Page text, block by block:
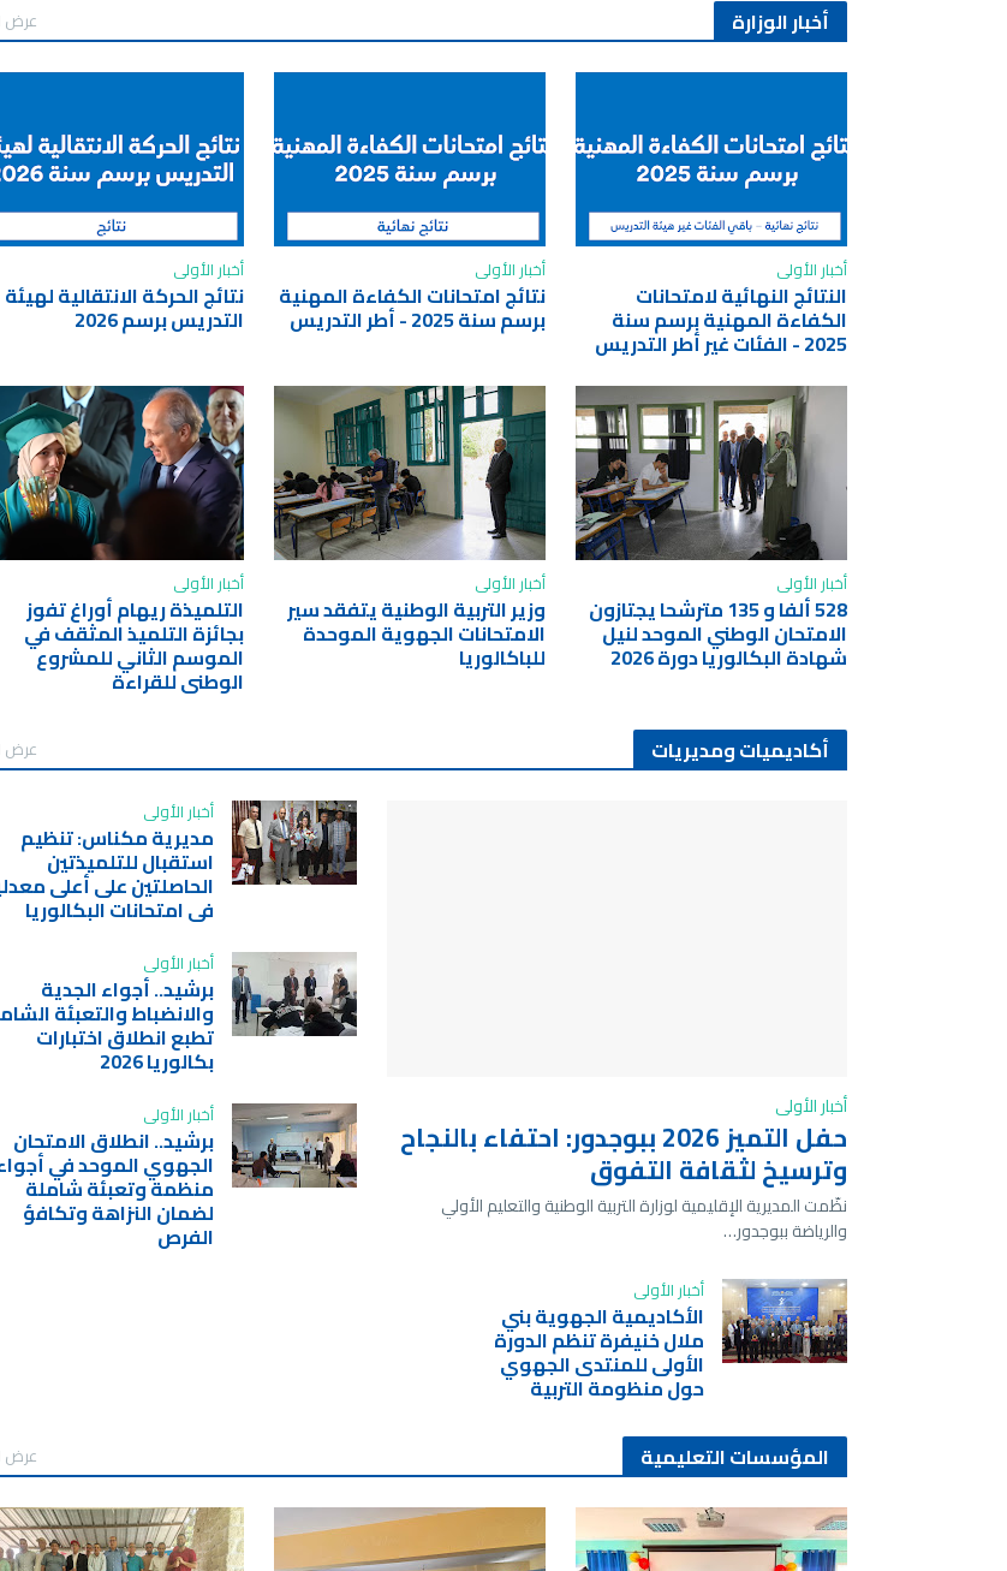
أخبار الوزارة
عرض
أخبار الأولى
النتائج النهائية لامتحانات
الكفاءة المهنية برسم سنة
2025 - الفئات غير أطر التدريس
أخبار الأولى
نتائج امتحانات الكفاءة المهنية
برسم سنة 2025 - أطر التدريس
أخبار الأولى
نتائج الحركة الانتقالية لهيئة
التدريس برسم 2026
أخبار الأولى
528 ألفا و 135 مترشحا يجتازون
الامتحان الوطني الموحد لنيل
شهادة البكالوريا دورة 2026
أخبار الأولى
وزير التربية الوطنية يتفقد سير
الامتحانات الجهوية الموحدة
للباكالوريا
أخبار الأولى
التلميذة ريهام أوراغ تفوز
بجائزة التلميذ المثقف في
الموسم الثاني للمشروع
الوطني للقراءة
أكاديميات ومديريات
عرض
أخبار الأولى
حفل التميز 2026 ببوجدور: احتفاء بالنجاح
وترسيخ لثقافة التفوق
نظّمت المديرية الإقليمية لوزارة التربية الوطنية والتعليم الأولي
والرياضة ببوجدور…
أخبار الأولى
مديرية مكناس: تنظيم
استقبال للتلميذتين
الحاصلتين على أعلى
في امتحانات البكالوريا
أخبار الأولى
برشيد.. أجواء الجدية
والانضباط والتعبئة
تطبع انطلاق اختبارات
بكالوريا 2026
أخبار الأولى
برشيد.. انطلاق الامتحان
الجهوي الموحد في
منظمة وتعبئة شاملة
لضمان النزاهة وتكافؤ
الفرص
أخبار الأولى
الأكاديمية الجهوية بني
ملال خنيفرة تنظم الدورة
الأولى للمنتدى الجهوي
حول منظومة التربية
المؤسسات التعليمية
عرض